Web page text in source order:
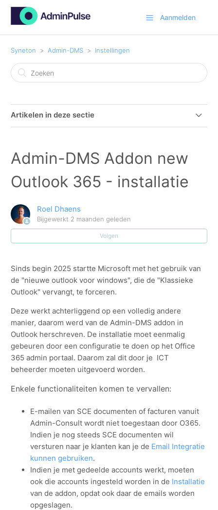
Aanmelden
Syneton Admin-DMS Instellingen
Artikelen in deze sectie
Admin-DMS Addon new Outlook 365 - installatie
Admin-DMS office Addon Activeren en Configureren
Hoe kan ik de instellingen van Admin-DMS wijzigen?
Sleutelwoorden koppelen aan categorieën in Admin-
Een administrator kan in Admin-DMS instellen welke
gebruiker welke schermen mag zien.
Categorieën in Admin-DMS
Hoe geeft Admin-DMS de relatielijst, projectenlijst,
medewerkerslijst, externe adressen of eigen bedrijven
weer?
Add-on Admin-DMS staat niet actief in de office
pakketten.
To do aanmaken bij bewaren van e-mail
Zie meer
Admin-DMS Addon new
Outlook 365 - installatie
Roel Dhaens
Bijgewerkt 2 maanden geleden
Volgen
Sinds begin 2025 startte Microsoft met het gebruik van
de "nieuwe outlook voor windows", die de "Klassieke
Outlook" vervangt, te forceren.
Deze werkt achterliggend op een volledig andere
manier, daarom werd van de Admin-DMS addon in
Outlook herschreven. De installatie moet eenmalig
gebeuren door een configuratie te doen op het Office
365 admin portaal. Daarom zal dit door je ICT
beheerder moeten uitgevoerd worden.
Enkele functionaliteiten komen te vervallen:
E-mailen van SCE documenten of facturen vanuit
Admin-Consult wordt niet toegestaan door O365.
Indien je nog steeds SCE documenten wil
versturen naar je klanten kan je de Email Integratie
kunnen gebruiken.
Indien je met gedeelde accounts werkt, moeten
ook die accounts ingesteld worden in de Installatie
van de addon, opdat ook daar de emails worden
opgeslagen.